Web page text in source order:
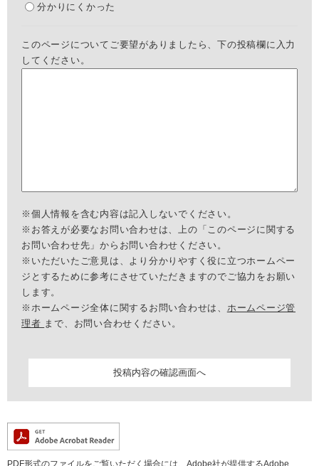
分かりにくかった
このページについてご要望がありましたら、下の投稿欄に入力
してください。
※個人情報を含む内容は記入しないでください。
※お答えが必要なお問い合わせは、上の「このページに関する
お問い合わせ先」からお問い合わせください。
※いただいたご意見は、より分かりやすく役に立つホームペー
ジとするために参考にさせていただきますのでご協力をお願い
します。
※ホームページ全体に関するお問い合わせは、 ホームページ管
理者 まで、お問い合わせください。
PDF形式のファイルをご覧いただく場合には、Adobe社が提供するAdobe